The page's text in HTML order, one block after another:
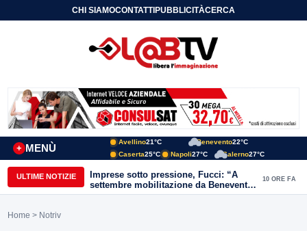
CHI SIAMOCONTATTIPUBBLICITÀCERCA
MENÙ
+
Avellino21°C Benevento22°C
Caserta25°C Napoli27°C Salerno27°C
ULTIME NOTIZIE
Imprese sotto pressione, Fucci: “A
settembre mobilitazione da Benevento
e Avellino”
10 ORE FA
Home > Notriv